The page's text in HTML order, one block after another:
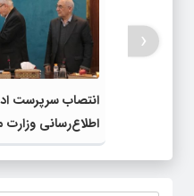
انتصاب سرپرست
اطلاع‌رسانی وزارت
گردشگری و
‹